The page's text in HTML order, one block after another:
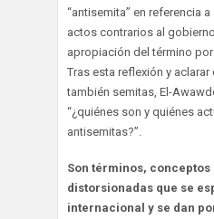
“antisemita” en referencia
actos contrarios al
apropiación del término
Tras esta reflexión y
también semitas, El-
“¿quiénes son y quiénes
antisemitas?”.
Son términos, conceptos
distorsionadas que se
internacional y se dan